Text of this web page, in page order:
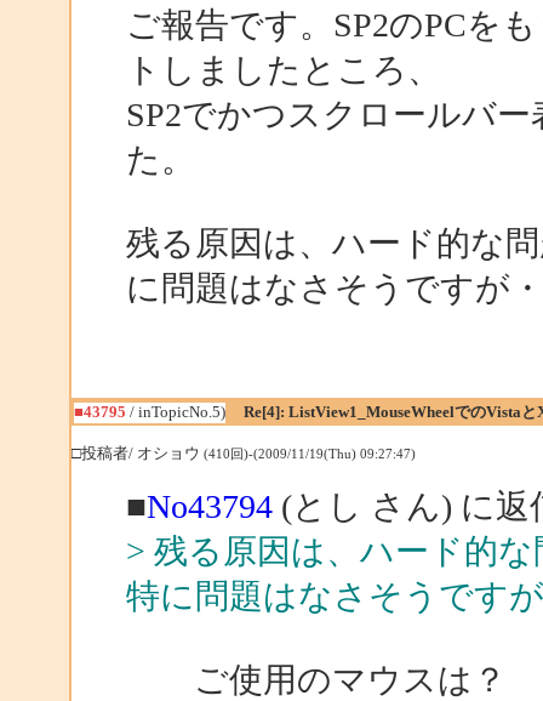
ご報告です。SP2のPCを
トしましたところ、
SP2でかつスクロールバ
た。
残る原因は、ハード的な
に問題はなさそうですが
■43795 / inTopicNo.5) Re[4]: ListView1_MouseWheelでのVistaと
□投稿者/ オショウ (410回)-(2009/11/19(Thu) 09:27:47)
■No43794(とし さん) に返
> 残る原因は、ハード的
特に問題はなさそうです
ご使用のマウスは？